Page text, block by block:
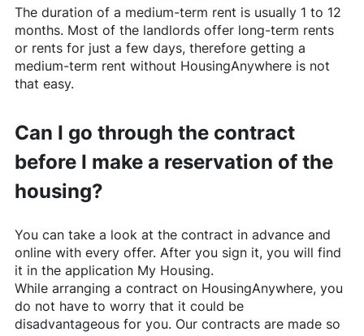
The duration of a medium-term rent is usually 1 to 12
months. Most of the landlords offer long-term rents
or rents for just a few days, therefore getting a
medium-term rent without HousingAnywhereis not
that easy.
Can I go through the contract
before I make a reservation of the
housing?
You can take a look at the contract in advance and
online with every offer. After you sign it, you will find
it in the application My Housing.
While arranging a contract on HousingAnywhere, you
do not have to worry that it could be
disadvantageous for you. Our contracts are made so